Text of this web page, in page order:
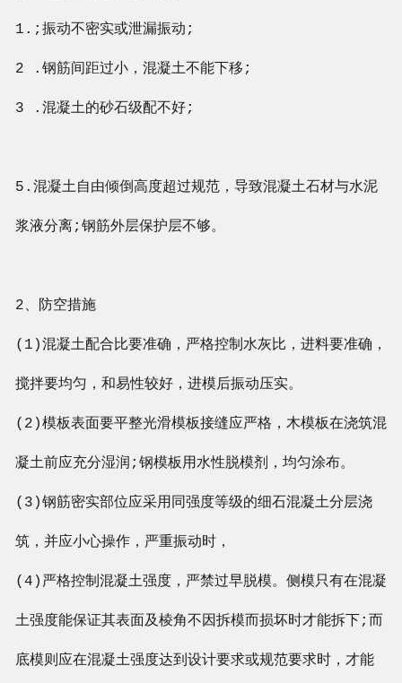
1.;振动不密实或泄漏振动;
2 .钢筋间距过小，混凝土不能下移;
3 .混凝土的砂石级配不好;
5.混凝土自由倾倒高度超过规范，导致混凝土石材与水泥
浆液分离;钢筋外层保护层不够。
2、防空措施
(1)混凝土配合比要准确，严格控制水灰比，进料要准确，
搅拌要均匀，和易性较好，进模后振动压实。
(2)模板表面要平整光滑模板接缝应严格，木模板在浇筑混
凝土前应充分湿润;钢模板用水性脱模剂，均匀涂布。
(3)钢筋密实部位应采用同强度等级的细石混凝土分层浇
筑，并应小心操作，严重振动时，
(4)严格控制混凝土强度，严禁过早脱模。侧模只有在混凝
土强度能保证其表面及棱角不因拆模而损坏时才能拆下;而
底模则应在混凝土强度达到设计要求或规范要求时，才能